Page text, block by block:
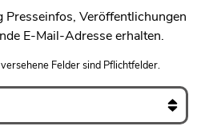
Presseinfos, Veröffentlichungen
E-Mail-Adresse erhalten.
versehene Felder sind Pflichtfelder.